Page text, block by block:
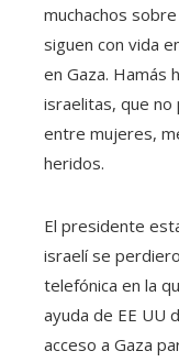
muchachos
siguen con vida
en Gaza. Hamás
israelitas, que no
entre mujeres,
heridos.
El presidente
israelí se
telefónica en la
ayuda de EE UU
acceso a Gaza